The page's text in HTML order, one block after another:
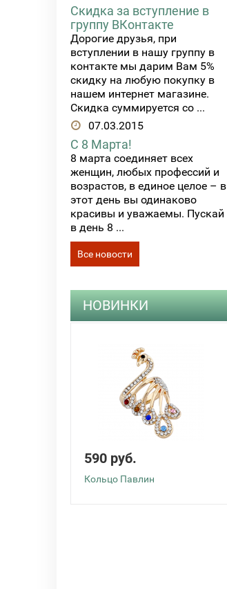
Скидка за вступление в
группу ВКонтакте
Дорогие друзья, при
вступлении в нашу группу в
контакте мы дарим Вам 5%
скидку на любую покупку в
нашем интернет магазине.
Скидка суммируется со ...
07.03.2015
С 8 Марта!
8 марта соединяет всех
женщин, любых профессий и
возрастов, в единое целое – в
этот день вы одинаково
красивы и уважаемы. Пускай
в день 8 ...
Все новости
НОВИНКИ
590 руб.
Кольцо Павлин